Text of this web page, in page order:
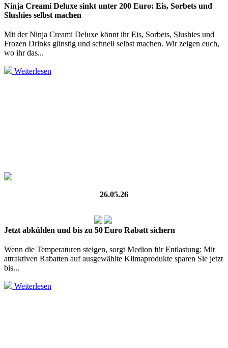
Ninja Creami Deluxe sinkt unter 200 Euro: Eis, Sorbets und
Slushies selbst machen
Mit der Ninja Creami Deluxe könnt ihr Eis, Sorbets, Slushies und
Frozen Drinks günstig und schnell selbst machen. Wir zeigen euch,
wo ihr das...
Weiterlesen
26.05.26
Jetzt abkühlen und bis zu 50 Euro Rabatt sichern
Wenn die Temperaturen steigen, sorgt Medion für Entlastung: Mit
attraktiven Rabatten auf ausgewählte Klimaprodukte sparen Sie jetzt
bis...
Weiterlesen